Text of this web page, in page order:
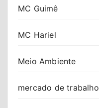
MC Guimê
MC Hariel
Meio Ambiente
mercado de trabalho